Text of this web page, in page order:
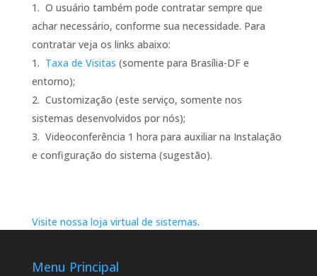
O usuário também pode contratar sempre que
achar necessário, conforme sua necessidade. Para
contratar veja os links abaixo:
Taxa de Visitas (somente para Brasília-DF e
entorno);
Customização (este serviço, somente nos
sistemas desenvolvidos por nós);
Videoconferência 1 hora para auxiliar na Instalação
e configuração do sistema (sugestão).
Visite nossa loja virtual de sistemas.
Menu Principal